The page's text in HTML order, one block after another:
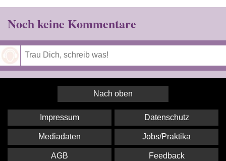
Noch keine Kommentare
Nach oben
Impressum Datenschutz
Mediadaten Jobs/Praktika
AGB Feedback